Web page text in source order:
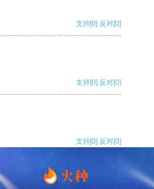
支持[0] 反对[0]
支持[0] 反对[0]
支持[0] 反对[0]